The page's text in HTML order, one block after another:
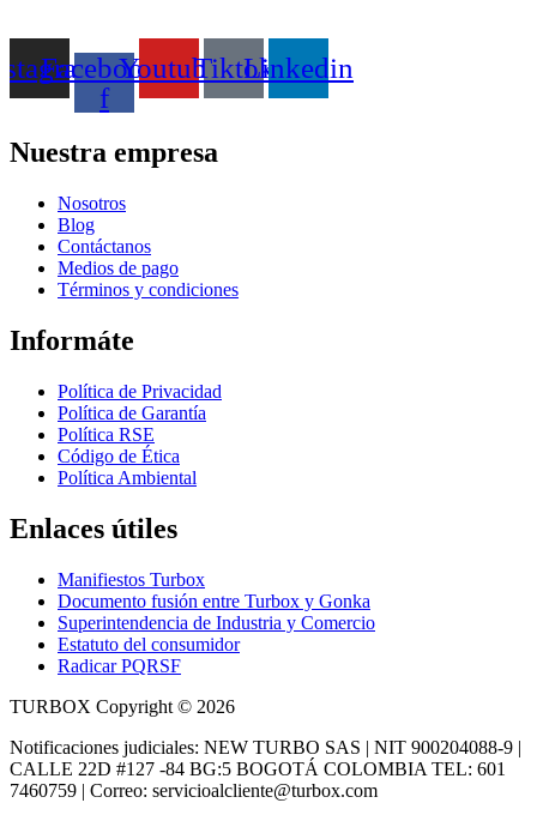
Facebook-
f
YoutubeTiktokLinkedin
Nuestra empresa
Nosotros
Blog
Contáctanos
Medios de pago
Términos y condiciones
Informáte
Política de Privacidad
Política de Garantía
Política RSE
Código de Ética
Política Ambiental
Enlaces útiles
Manifiestos Turbox
Documento fusión entre Turbox y Gonka
Superintendencia de Industria y Comercio
Estatuto del consumidor
Radicar PQRSF
TURBOX Copyright © 2026
Notificaciones judiciales: NEW TURBO SAS | NIT 900204088-9 |
CALLE 22D #127 -84 BG:5 BOGOTÁ COLOMBIA TEL: 601
7460759 | Correo: servicioalcliente@turbox.com